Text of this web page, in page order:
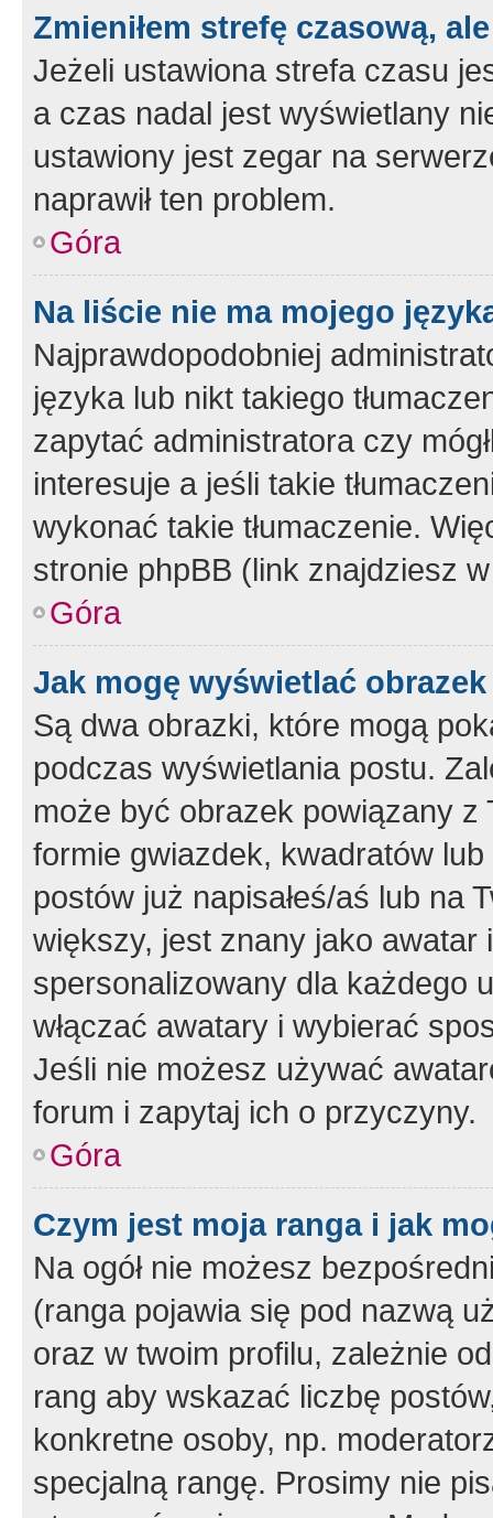
Zmieniłem strefę czasową,
Jeżeli ustawiona strefa czasu
a czas nadal jest wyświetlany
ustawiony jest zegar na
naprawił ten problem.
Góra
Na liście nie ma mojego
Najprawdopodobniej
języka lub nikt takiego
zapytać administratora czy
interesuje a jeśli takie
wykonać takie tłumaczenie.
stronie phpBB (link znajdziesz
Góra
Jak mogę wyświetlać
Są dwa obrazki, które mogą
podczas wyświetlania postu.
może być obrazek powiązany z
formie gwiazdek, kwadratów
postów już napisałeś/aś lub na
większy, jest znany jako
spersonalizowany dla każdego
włączać awatary i wybierać
Jeśli nie możesz używać
forum i zapytaj ich o przyczyny.
Góra
Czym jest moja ranga i jak
Na ogół nie możesz
(ranga pojawia się pod nazwą
oraz w twoim profilu, zależnie
rang aby wskazać liczbę
konkretne osoby, np.
specjalną rangę. Prosimy nie